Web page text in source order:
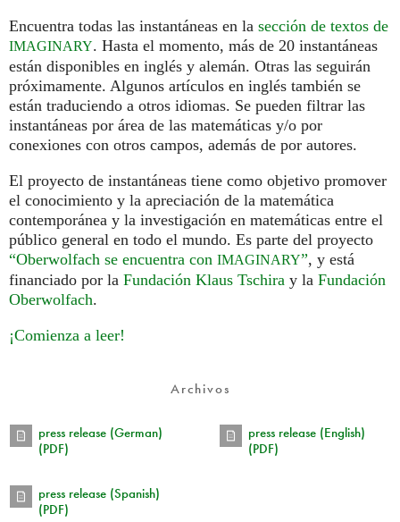
Encuentra todas las instantáneas en la sección de textos de
IMAGINARY. Hasta el momento, más de 20 instantáneas
están disponibles en inglés y alemán. Otras las seguirán
próximamente. Algunos artículos en inglés también se
están traduciendo a otros idiomas. Se pueden filtrar las
instantáneas por área de las matemáticas y/o por
conexiones con otros campos, además de por autores.
El proyecto de instantáneas tiene como objetivo promover
el conocimiento y la apreciación de la matemática
contemporánea y la investigación en matemáticas entre el
público general en todo el mundo. Es parte del proyecto
“Oberwolfach se encuentra con IMAGINARY”, y está
financiado por la Fundación Klaus Tschira y la Fundación
Oberwolfach.
¡Comienza a leer!
Archivos
press release (German)
(PDF)
press release (English)
(PDF)
press release (Spanish)
(PDF)